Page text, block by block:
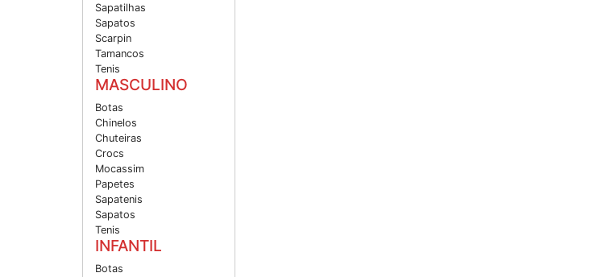
Sapatilhas
Sapatos
Scarpin
Tamancos
Tenis
MASCULINO
Botas
Chinelos
Chuteiras
Crocs
Mocassim
Papetes
Sapatenis
Sapatos
Tenis
INFANTIL
Botas